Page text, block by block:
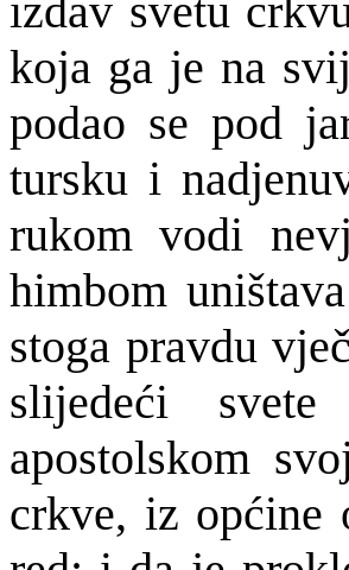
izdav svetu
koja ga je na
podao se pod
tursku i
rukom vodi
himbom
stoga pravdu
slijedeći
apostolskom
crkve, iz općine